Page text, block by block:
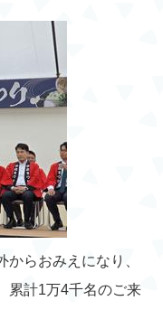
らおみえになり、
累計1万4千名のご来